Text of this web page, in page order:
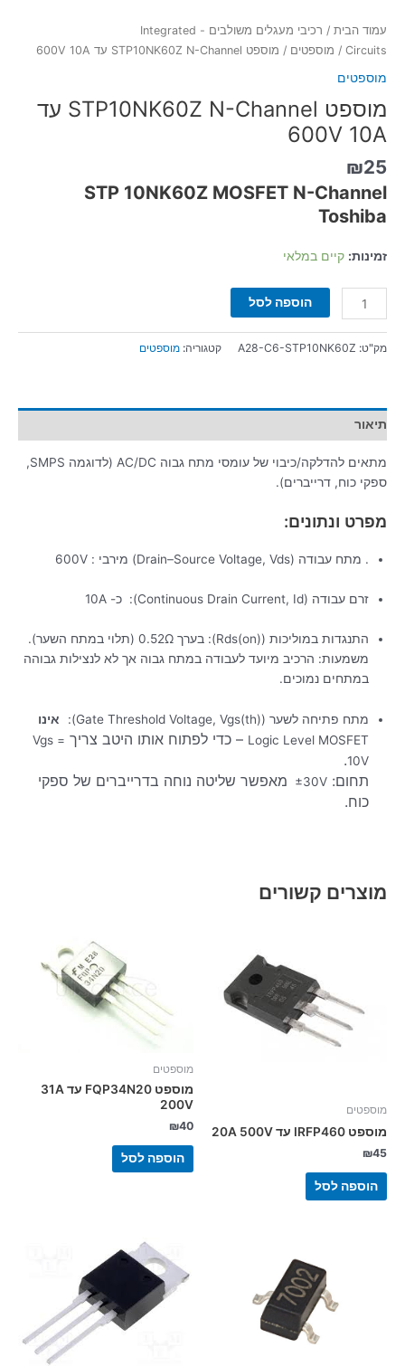
עמוד הבית /
רכיבי מעגלים משולבים - Integrated
Circuits
/ מוספטים / מוספט STP10NK60Z N-Channel עד 600V 10A
מוספטים
מוספט STP10NK60Z N-Channel עד
600V 10A
₪25
STP 10NK60Z MOSFET N-Channel
Toshiba
זמינות: קיים במלאי
הוספה לסל
מק"ט: A28-C6-STP10NK60Z קטגוריה: מוספטים
תיאור
מתאים להדלקה/כיבוי של עומסי מתח גבוה AC/DC (לדוגמה SMPS,
ספקי כוח, דרייברים).
מפרט ונתונים:
. מתח עבודה (Drain–Source Voltage, Vds) מירבי : 600V
זרם עבודה (Continuous Drain Current, Id): כ- 10A
התנגדות במוליכות (Rds(on)): בערך 0.52Ω (תלוי במתח השער).
משמעות: הרכיב מיועד לעבודה במתח גבוה אך לא לנצילות גבוהה
במתחים נמוכים.
מתח פתיחה לשער (Gate Threshold Voltage, Vgs(th)):
אינו
Logic Level MOSFET – כדי לפתוח אותו היטב צריך Vgs =
10V
.
תחום: ±30V
מאפשר שליטה נוחה בדרייברים של ספקי
כוח.
מוצרים קשורים
מוספטים
מוספט IRFP460 עד 20A 500V
₪45
הוספה לסל
מוספטים
מוספט FQP34N20 עד 31A
200V
₪40
הוספה לסל